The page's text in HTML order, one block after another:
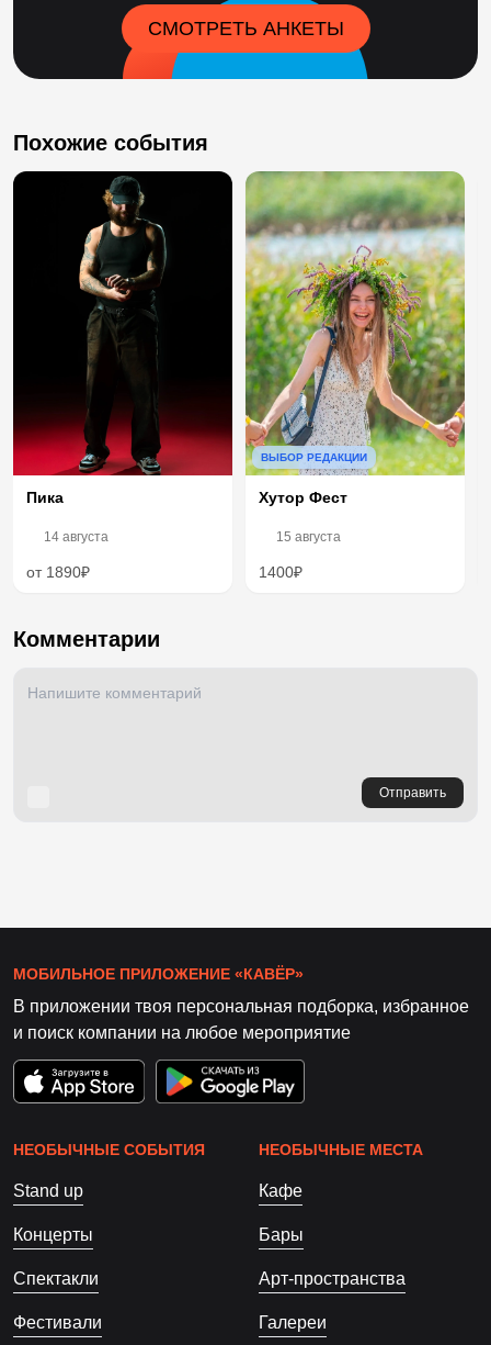
СМОТРЕТЬ АНКЕТЫ
Похожие события
Пика
14 августа
от 1890₽
ВЫБОР РЕДАКЦИИ
Хутор Фест
15 августа
1400₽
Комментарии
Отправить
МОБИЛЬНОЕ ПРИЛОЖЕНИЕ «КАВЁР»
В приложении твоя персональная подборка, избранное
и поиск компании на любое мероприятие
НЕОБЫЧНЫЕ СОБЫТИЯ
Stand up
Концерты
Спектакли
Фестивали
НЕОБЫЧНЫЕ МЕСТА
Кафе
Бары
Арт-пространства
Галереи